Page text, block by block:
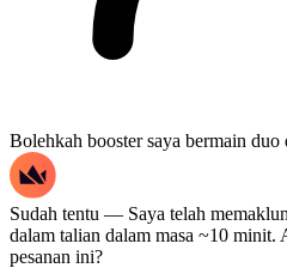
Bolehkah booster saya bermain duo
Sudah tentu — Saya telah
dalam talian dalam masa ~10 minit.
pesanan ini?